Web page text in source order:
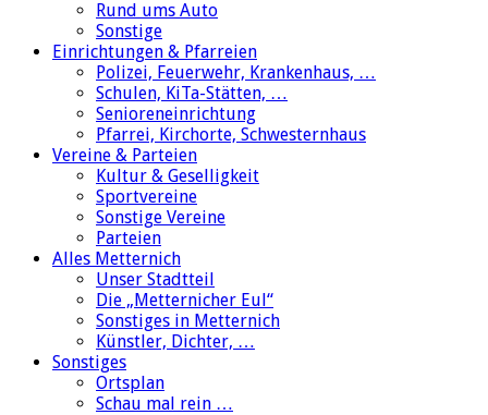
Rund ums Auto
Sonstige
Einrichtungen & Pfarreien
Polizei, Feuerwehr, Krankenhaus, …
Schulen, KiTa-Stätten, …
Senioreneinrichtung
Pfarrei, Kirchorte, Schwesternhaus
Vereine & Parteien
Kultur & Geselligkeit
Sportvereine
Sonstige Vereine
Parteien
Alles Metternich
Unser Stadtteil
Die „Metternicher Eul“
Sonstiges in Metternich
Künstler, Dichter, …
Sonstiges
Ortsplan
Schau mal rein …